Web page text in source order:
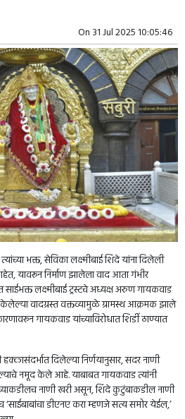
On 31 Jul 2025 10:05:46
त्यांच्या भक्त, सेविका लक्ष्मीबाई शिंदे यांना दिलेली
यावरून निर्माण झालेला वाद आता गंभीर
लक्ष्मीबाई ट्रस्टचे अध्यक्ष अरुण गायकवाड
केलेल्या वादग्रस्त वक्तव्यामुळे ग्रामस्थ आक्रमक झाले
गायकवाड यांच्याविरोधात शिर्डी ठाण्यात
दिलेल्या निर्णयानुसार, सदर नाणी
नमूद केले आहे. याबाबत गायकवाड त्यांनी
नाणी खरी असून, शिंदे कुटुंबाकडील नाणी
डीएनए करा म्हणजे सत्य समोर येईल,’